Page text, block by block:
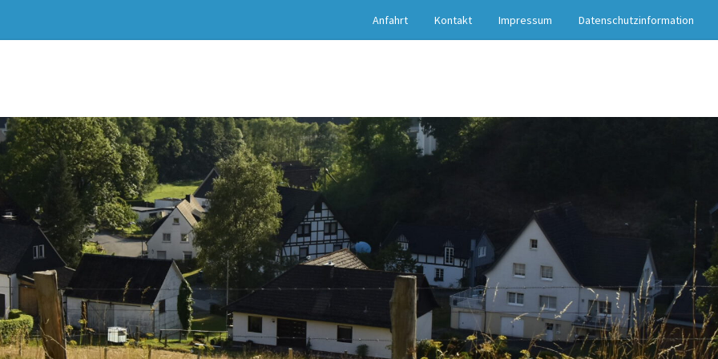
Anfahrt Kontakt Impressum Datenschutzinformation